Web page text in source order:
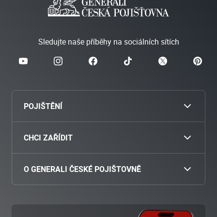
Sledujte naše příběhy na sociálních sítích
POJIŠTĚNÍ
Cestovní
Povinné ručení
CHCI ZAŘÍDIT
Nahlásit škodu
Zaplatit pojistné
O GENERALI ČESKÉ POJIŠTOVNĚ